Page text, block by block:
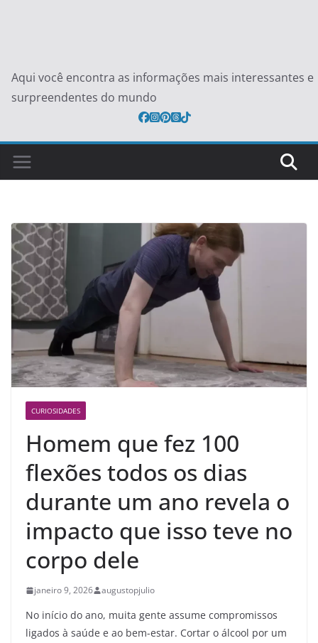
Aqui você encontra as informações mais interessantes e
surpreendentes do mundo
CURIOSIDADES
Homem que fez 100
flexões todos os dias
durante um ano revela o
impacto que isso teve no
corpo dele
janeiro 9, 2026 augustopjulio
No início do ano, muita gente assume compromissos
ligados à saúde e ao bem-estar. Cortar o álcool por um